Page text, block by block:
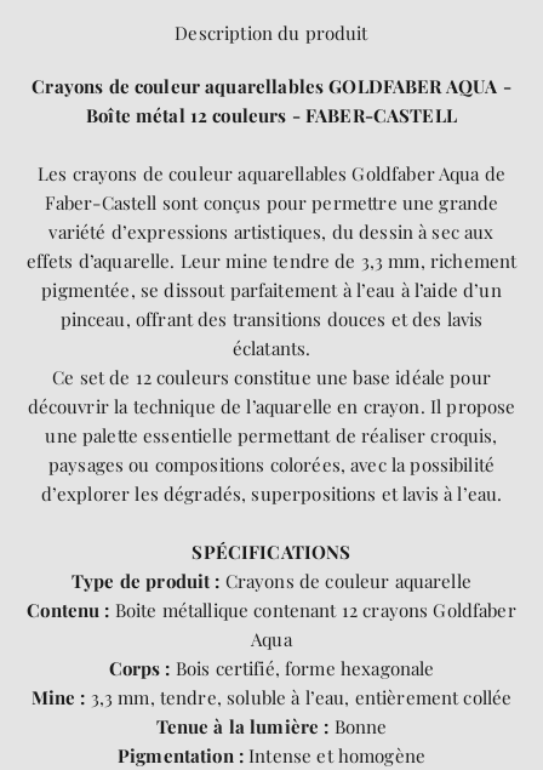
Description du produit
Crayons de couleur aquarellables GOLDFABER AQUA -
Boîte métal 12 couleurs - FABER-CASTELL
Les crayons de couleur aquarellables Goldfaber Aqua de
Faber-Castell sont conçus pour permettre une grande
variété d’expressions artistiques, du dessin à sec aux
effets d’aquarelle. Leur mine tendre de 3,3 mm, richement
pigmentée, se dissout parfaitement à l’eau à l’aide d’un
pinceau, offrant des transitions douces et des lavis
éclatants.
Ce set de 12 couleurs constitue une base idéale pour
découvrir la technique de l’aquarelle en crayon. Il propose
une palette essentielle permettant de réaliser croquis,
paysages ou compositions colorées, avec la possibilité
d’explorer les dégradés, superpositions et lavis à l’eau.
SPÉCIFICATIONS
Type de produit : Crayons de couleur aquarelle
Contenu : Boite métallique contenant 12 crayons Goldfaber
Aqua
Corps : Bois certifié, forme hexagonale
Mine : 3,3 mm, tendre, soluble à l’eau, entièrement collée
Tenue à la lumière : Bonne
Pigmentation : Intense et homogène